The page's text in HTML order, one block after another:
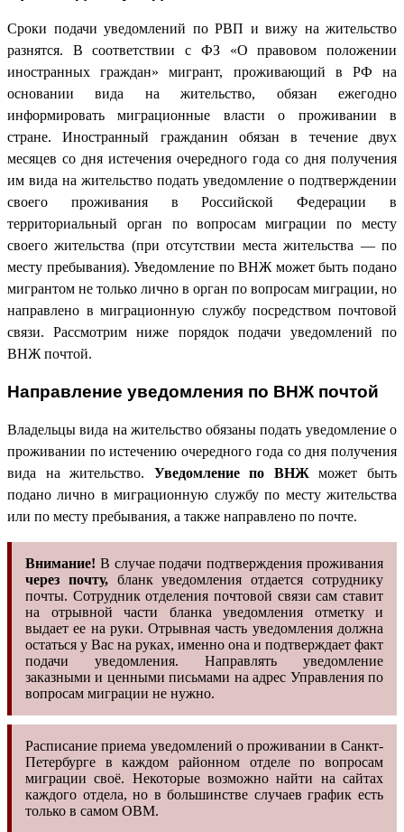
Сроки подачи уведомлений по РВП и вижу на жительство
разнятся. В соответствии с ФЗ «О правовом положении
иностранных граждан» мигрант, проживающий в РФ на
основании вида на жительство, обязан ежегодно
информировать миграционные власти о проживании в
стране. Иностранный гражданин обязан в течение двух
месяцев со дня истечения очередного года со дня получения
им вида на жительство подать уведомление о подтверждении
своего проживания в Российской Федерации в
территориальный орган по вопросам миграции по месту
своего жительства (при отсутствии места жительства — по
месту пребывания). Уведомление по ВНЖ может быть подано
мигрантом не только лично в орган по вопросам миграции, но
направлено в миграционную службу посредством почтовой
связи. Рассмотрим ниже порядок подачи уведомлений по
ВНЖ почтой.
Направление уведомления по ВНЖ почтой
Владельцы вида на жительство обязаны подать уведомление о
проживании по истечению очередного года со дня получения
вида на жительство. Уведомление по ВНЖ может быть
подано лично в миграционную службу по месту жительства
или по месту пребывания, а также направлено по почте.
Внимание! В случае подачи подтверждения проживания
через почту,бланк уведомления отдается сотруднику
почты. Сотрудник отделения почтовой связи сам ставит
на отрывной части бланка уведомления отметку и
выдает ее на руки. Отрывная часть уведомления должна
остаться у Вас на руках, именно она и подтверждает факт
подачи уведомления. Направлять уведомление
заказными и ценными письмами на адрес Управления по
вопросам миграции не нужно.
Расписание приема уведомлений о проживании в Санкт-
Петербурге в каждом районном отделе по вопросам
миграции своё. Некоторые возможно найти на сайтах
каждого отдела, но в большинстве случаев график есть
только в самом ОВМ.